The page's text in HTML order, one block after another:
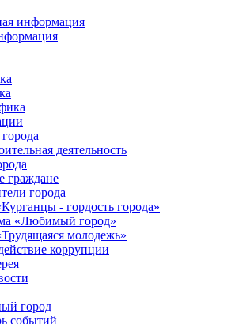
информация
деятельность
граждане
города
- гордость города»
«Любимый город»
молодежь»
коррупции
город
событий